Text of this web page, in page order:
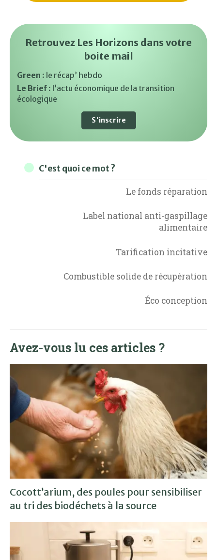
Retrouvez Les Horizons dans votre
boite mail
Green : le récap’ hebdo
Le Brief : l’actu économique de la transition
écologique
S'inscrire
C'est quoi ce mot ?
Le fonds réparation
Label national anti-gaspillage
alimentaire
Tarification incitative
Combustible solide de récupération
Éco conception
Avez-vous lu ces articles ?
Cocott’arium, des poules pour sensibiliser
au tri des biodéchets à la source